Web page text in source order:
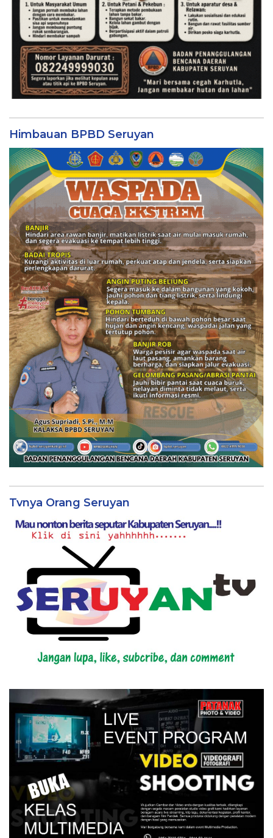
Himbauan BPBD Seruyan
Tvnya Orang Seruyan